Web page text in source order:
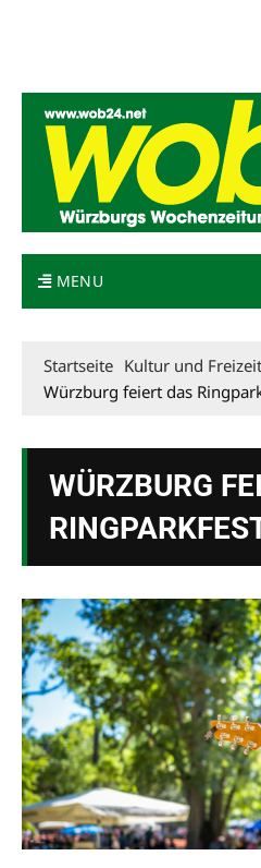
MENU
Startseite Kultur und Freizeit
Würzburg feiert das
WÜRZBURG